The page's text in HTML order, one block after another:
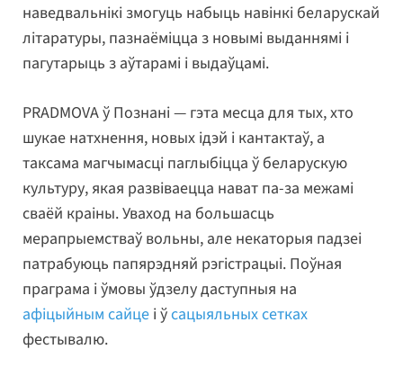
наведвальнікі змогуць набыць навінкі беларускай
літаратуры, пазнаёміцца з новымі выданнямі і
пагутарыць з аўтарамі і выдаўцамі.
PRADMOVA ў Познані — гэта месца для тых, хто
шукае натхнення, новых ідэй і кантактаў, а
таксама магчымасці паглыбіцца ў беларускую
культуру, якая развіваецца нават па-за межамі
сваёй краіны. Уваход на большасць
мерапрыемстваў вольны, але некаторыя падзеі
патрабуюць папярэдняй рэгістрацыі. Поўная
праграма і ўмовы ўдзелу даступныя на
афіцыйным сайце і ўсацыяльных сетках
фестывалю.